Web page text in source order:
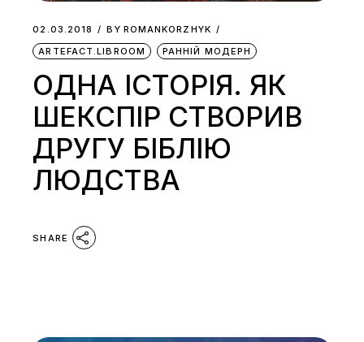
02.03.2018 BY ROMANKORZHYK
ARTEFACT.LIBROOM
РАННІЙ МОДЕРН
ОДНА ІСТОРІЯ. ЯК
ШЕКСПІР СТВОРИВ
ДРУГУ БІБЛІЮ
ЛЮДСТВА
SHARE